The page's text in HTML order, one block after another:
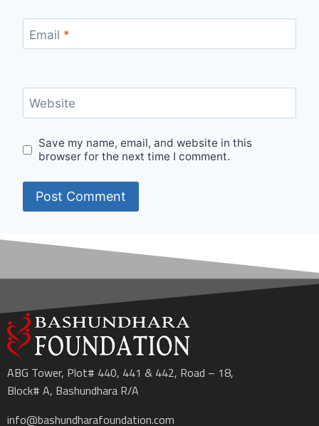
Email *
Website
Save my name, email, and website in this
browser for the next time I comment.
ABG Tower, Plot# 440, 441 & 442, Road – 18,
Block# A, Bashundhara R/A
info@bashundharafoundation.com